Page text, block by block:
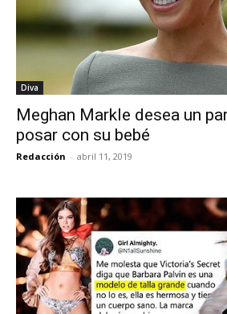
Diva
Meghan Markle desea un
posar con su bebé
Redacción - abril 11, 2019